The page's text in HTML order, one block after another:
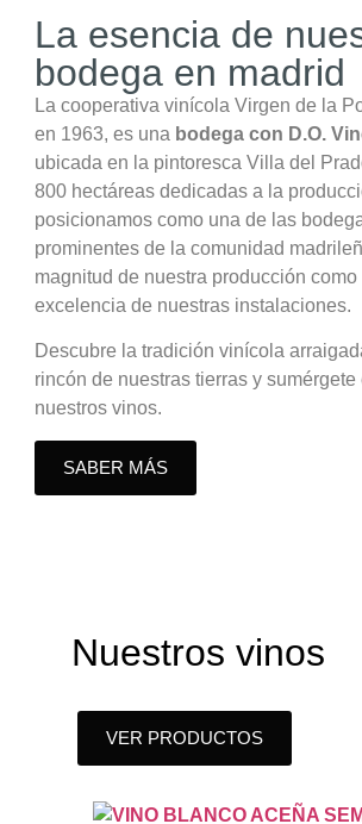
La esencia de
bodega en madrid
La cooperativa vinícola Virgen de la
en 1963, es una bodega con D.O.
ubicada en la pintoresca Villa del
800 hectáreas dedicadas a la
posicionamos como una de las
prominentes de la comunidad
magnitud de nuestra producción como
excelencia de nuestras instalaciones.
Descubre la tradición vinícola
rincón de nuestras tierras y
nuestros vinos.
SABER MÁS
Nuestros vinos
VER PRODUCTOS